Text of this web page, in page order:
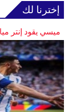
إخترنا لك
ميسي يقود إنتر